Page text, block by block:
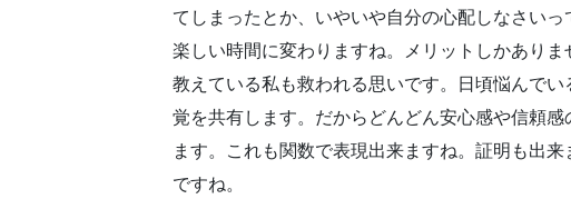
てしまったとか、いやいや自分の心配しなさい
楽しい時間に変わりますね。メリットしかありま
教えている私も救われる思いです。日頃悩んで
覚を共有します。だからどんどん安心感や信頼
ます。これも関数で表現出来ますね。証明も出
ですね。